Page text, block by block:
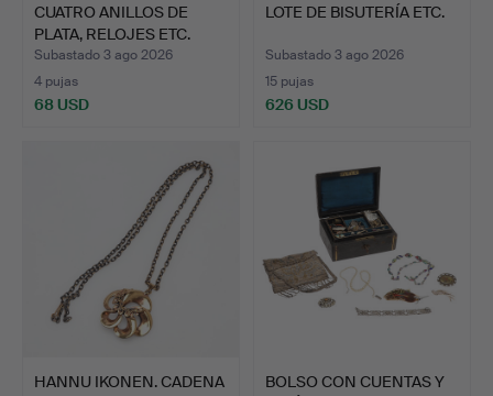
CUATRO ANILLOS DE
PLATA, RELOJES ETC.
Subastado 3 ago 2026
4 pujas
68 USD
LOTE DE BISUTERÍA ETC.
Subastado 3 ago 2026
15 pujas
626 USD
HANNU IKONEN. CADENA
BOLSO CON CUENTAS Y